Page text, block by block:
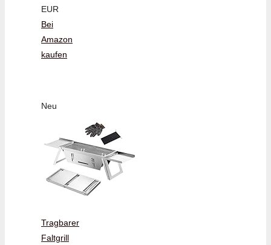
EUR
Bei
Amazon
kaufen
Neu
Tragbarer
Faltgrill